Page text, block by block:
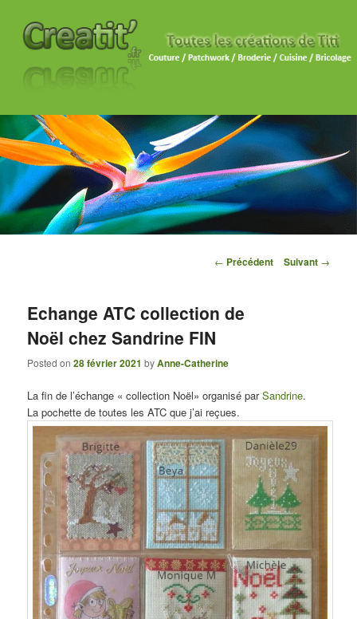
Navigation des articles
← Précédent Suivant →
Echange ATC collection de
Noël chez Sandrine FIN
Posted on28 février 2021 byAnne-Catherine
La fin de l’échange « collection Noël» organisé parSandrine.
La pochette de toutes les ATC que j’ai reçues.